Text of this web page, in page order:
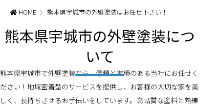
HOME 熊本県宇城市の外壁塗装はお任せ下さい！
熊本県宇城市の外壁塗装につ
いて
熊本県宇城市で外壁塗装なら、信頼と実績のある当社にお任せく
ださい！地域密着型のサービスを提供し、お客様の大切な家を美
しく、長持ちさせるお手伝いをしています。高品質な塗料と熟練